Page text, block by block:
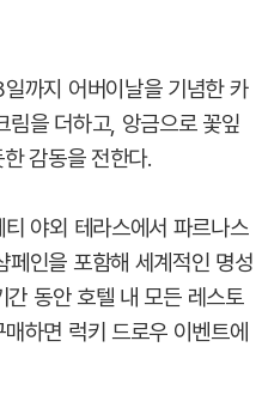
까지 어버이날을 기념한 카
림을 더하고, 앙금으로 꽃잎
감동을 전한다.
야외 테라스에서 파르나스
페인을 포함해 세계적인 명성
동안 호텔 내 모든 레스토
하면 럭키 드로우 이벤트에